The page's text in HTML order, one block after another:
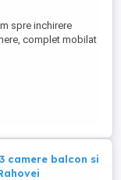
spre inchirere
complet mobilat
Xc City Tower!
de mobilare, are
71 mp +
camere balcon si